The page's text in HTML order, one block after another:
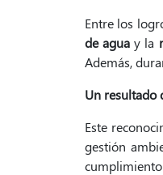
Entre los
de aguay la
Además,
Un resultado
Este
gestión